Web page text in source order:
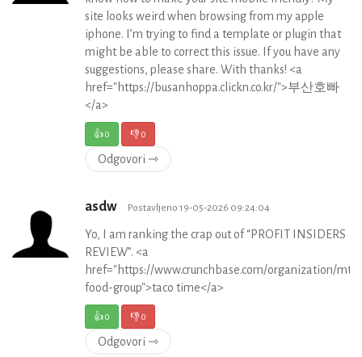
site looks weird when browsing from my apple
iphone. I’m trying to find a template or plugin that
might be able to correct this issue. If you have any
suggestions, please share. With thanks! <a
href="https://busanhoppa.clickn.co.kr/">부산호빠
</a>
👍0 👎0
Odgovori ⇾
asdw Postavljeno 19-05-2026 09:24:04
Yo, I am ranking the crap out of “PROFIT INSIDERS
REVIEW”. <a
href="https://www.crunchbase.com/organization/mty-
food-group">taco time</a>
👍0 👎0
Odgovori ⇾